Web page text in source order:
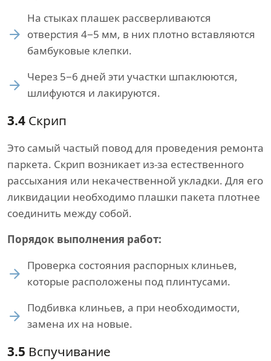
На стыках плашек рассверливаются
отверстия 4−5 мм, в них плотно вставляются
бамбуковые клепки.
Через 5−6 дней эти участки шпаклюются,
шлифуются и лакируются.
3.4 Скрип
Это самый частый повод для проведения ремонта
паркета. Скрип возникает из-за естественного
рассыхания или некачественной укладки. Для его
ликвидации необходимо плашки пакета плотнее
соединить между собой.
Порядок выполнения работ:
Проверка состояния распорных клиньев,
которые расположены под плинтусами.
Подбивка клиньев, а при необходимости,
замена их на новые.
3.5 Вспучивание